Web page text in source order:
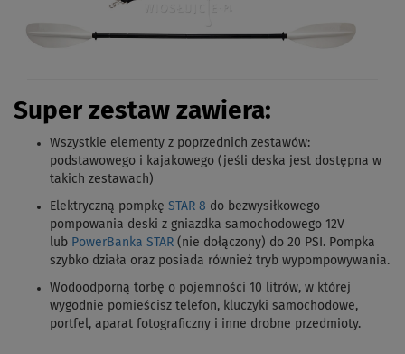
Super zestaw zawiera:
Wszystkie elementy z poprzednich zestawów:
podstawowego i kajakowego (jeśli deska jest dostępna w
takich zestawach)
Elektryczną pompkę STAR 8 do bezwysiłkowego
pompowania deski z gniazdka samochodowego 12V
lub PowerBanka STAR (nie dołączony) do 20 PSI. Pompka
szybko działa oraz posiada również tryb wypompowywania.
Wodoodporną torbę o pojemności 10 litrów, w której
wygodnie pomieścisz telefon, kluczyki samochodowe,
portfel, aparat fotograficzny i inne drobne przedmioty.